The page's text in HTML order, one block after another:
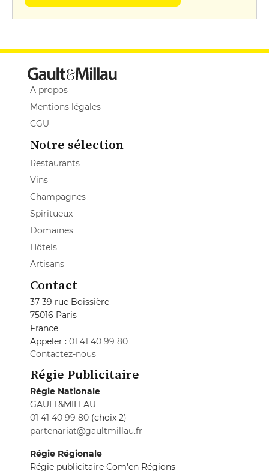
A propos
Mentions légales
CGU
Notre sélection
Restaurants
Vins
Champagnes
Spiritueux
Domaines
Hôtels
Artisans
Contact
37-39 rue Boissière
75016 Paris
France
Appeler : 01 41 40 99 80
Contactez-nous
Régie Publicitaire
Régie Nationale
GAULT&MILLAU
01 41 40 99 80 (choix 2)
partenariat@gaultmillau.fr
Régie Régionale
Régie publicitaire Com'en Régions